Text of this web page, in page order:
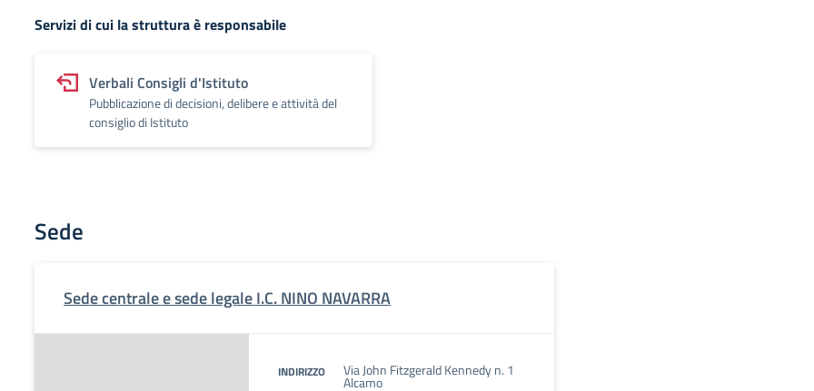
Servizi di cui la struttura è responsabile
Verbali Consigli d'Istituto
Pubblicazione di decisioni, delibere e attività del
consiglio di Istituto
Sede
Sede centrale e sede legale I.C. NINO NAVARRA
INDIRIZZO Via John Fitzgerald Kennedy n. 1
Alcamo